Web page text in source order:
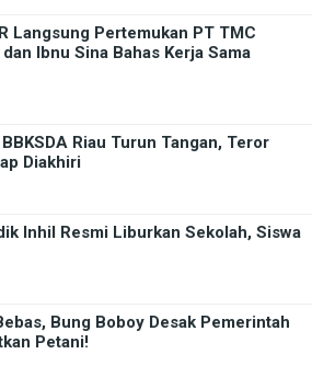
Langsung Pertemukan PT TMC
Ibnu Sina Bahas Kerja Sama
Riau Turun Tangan, Teror
Diakhiri
Inhil Resmi Liburkan Sekolah, Siswa
Bung Boboy Desak Pemerintah
Petani!